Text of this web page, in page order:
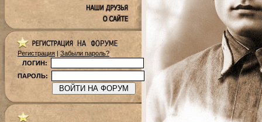
Регистрация | Забыли пароль?
ЛОГИН:
ПАРОЛЬ: